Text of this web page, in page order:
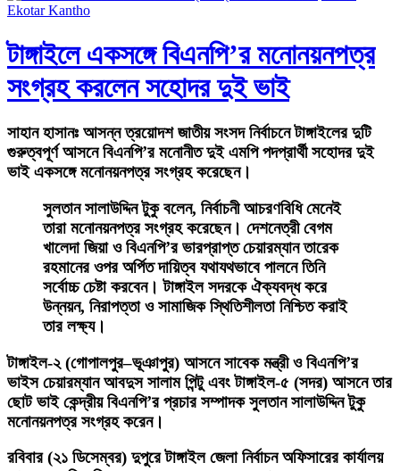
টাঙ্গাইলে একসঙ্গে বিএনপি’র মনোনয়নপত্র
সংগ্রহ করলেন সহোদর দুই ভাই
সাহান হাসানঃ আসন্ন ত্রয়োদশ জাতীয় সংসদ নির্বাচনে টাঙ্গাইলের দুটি
গুরুত্বপূর্ণ আসনে বিএনপি’র মনোনীত দুই এমপি পদপ্রার্থী সহোদর দুই
ভাই একসঙ্গে মনোনয়নপত্র সংগ্রহ করেছেন।
সুলতান সালাউদ্দিন টুকু বলেন, নির্বাচনী আচরণবিধি মেনেই
তারা মনোনয়নপত্র সংগ্রহ করেছেন। দেশনেত্রী বেগম
খালেদা জিয়া ও বিএনপি’র ভারপ্রাপ্ত চেয়ারম্যান তারেক
রহমানের ওপর অর্পিত দায়িত্ব যথাযথভাবে পালনে তিনি
সর্বোচ্চ চেষ্টা করবেন। টাঙ্গাইল সদরকে ঐক্যবদ্ধ করে
উন্নয়ন, নিরাপত্তা ও সামাজিক স্থিতিশীলতা নিশ্চিত করাই
তার লক্ষ্য।
টাঙ্গাইল-২ (গোপালপুর–ভূঞাপুর) আসনে সাবেক মন্ত্রী ও বিএনপি’র
ভাইস চেয়ারম্যান আবদুস সালাম পিন্টু এবং টাঙ্গাইল-৫ (সদর) আসনে তার
ছোট ভাই কেন্দ্রীয় বিএনপি’র প্রচার সম্পাদক সুলতান সালাউদ্দিন টুকু
মনোনয়নপত্র সংগ্রহ করেন।
রবিবার (২১ ডিসেম্বর) দুপুরে টাঙ্গাইল জেলা নির্বাচন অফিসারের কার্যালয়